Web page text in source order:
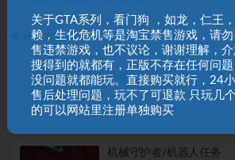
相关文章
铁拳3
休闲游戏 2 年前
机械守护者/机器人任务
关于GTA系列，看门狗 ，如龙，仁王
赖，生化危机等是淘宝禁售游戏，请
售违禁游戏，也不议论，谢谢理解，
搜得到的就都有，正版不存在任何问
没问题就都能玩。直接购买就行，24
售后处理问题，玩不了可退款 只玩几
的可以网站里注册单独购买